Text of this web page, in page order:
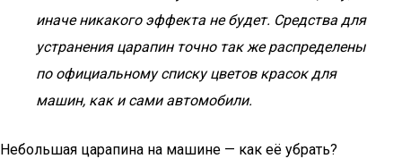
иначе никакого эффекта не будет. Средства для
устранения царапин точно так же распределены
по официальному списку цветов красок для
машин, как и сами автомобили.
Небольшая царапина на машине — как её убрать?